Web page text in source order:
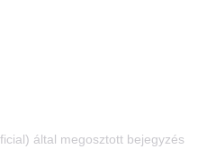
által megosztott bejegyzés